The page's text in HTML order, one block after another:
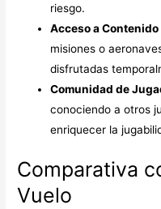
riesgo.
Acceso a
misiones o
disfrutadas
Comunidad de
conociendo a otros
enriquecer la
Comparativa
Vuelo